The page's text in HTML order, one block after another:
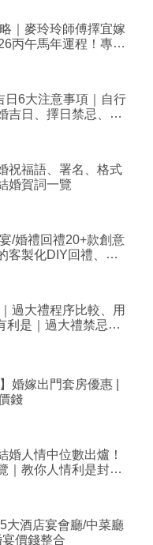
｜麥玲玲師傅擇宜嫁
丙午馬年運程！專業
指南
日6大注意事項｜自行
吉日、擇日禁忌、相
祝福語、署名、格式
婚賀詞一覽
/婚禮回禮20+款創意
客製化DIY回禮、姊
過大禮程序比較、用
利是｜過大禮禁忌及
婚嫁出門套房優惠 |
錢
婚人情中位數出爐！
｜教你人情利是封寫
大酒店宴會廳/中菜廳
價錢整合